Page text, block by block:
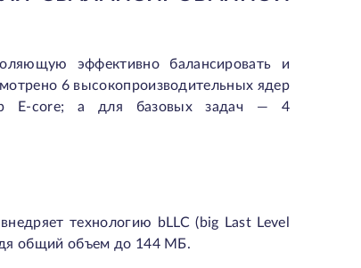
эффективно балансировать и
6 высокопроизводительных ядер
E-core; а для базовых задач — 4
технологию bLLC (big Last Level
общий объем до 144 МБ.